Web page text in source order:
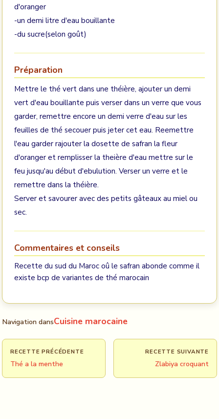
d'oranger
-un demi litre d'eau bouillante
-du sucre(selon goût)
Préparation
Mettre le thé vert dans une théière, ajouter un demi
vert d'eau bouillante puis verser dans un verre que vous
garder, remettre encore un demi verre d'eau sur les
feuilles de thé secouer puis jeter cet eau. Reemettre
l'eau garder rajouter la dosette de safran la fleur
d'oranger et remplisser la theière d'eau mettre sur le
feu jusqu'au début d'ebulution. Verser un verre et le
remettre dans la théière.
Server et savourer avec des petits gâteaux au miel ou
sec.
Commentaires et conseils
Recette du sud du Maroc oû le safran abonde comme il
existe bcp de variantes de thé marocain
Navigation dansCuisine marocaine
RECETTE PRÉCÉDENTE
Thé a la menthe
RECETTE SUIVANTE
Zlabiya croquant